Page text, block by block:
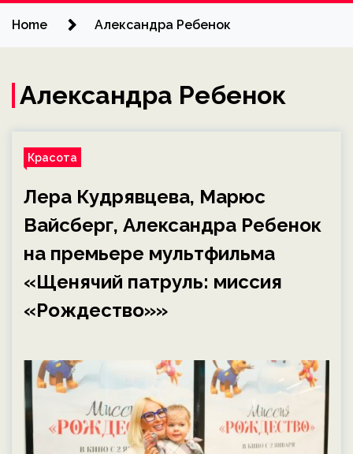
Home Александра Ребенок
Александра Ребенок
Красота
Лера Кудрявцева, Марюс
Вайсберг, Александра Ребенок
на премьере мультфильма
«Щенячий патруль: миссия
«Рождество»»